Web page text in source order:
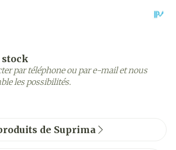
stock
par téléphone ou par e-mail et nous
les possibilités.
de Suprima